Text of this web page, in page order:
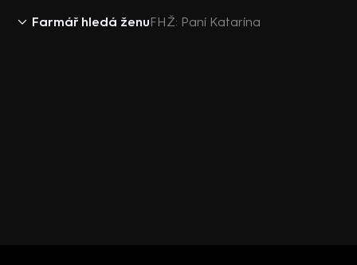
Farmář hledá ženuFHŽ: Paní Katarína